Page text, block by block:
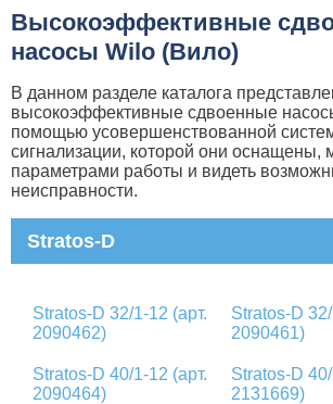
Высокоэффективные
насосы Wilo (Вило)
В данном разделе каталога
высокоэффективные сдвоенные
помощью усовершенствованной
сигнализации, которой они оснащены,
параметрами работы и видеть
неисправности.
Stratos-D
Stratos-D 32/1-12 (арт.
2090462)
Stratos-D
2090461)
Stratos-D 40/1-12 (арт.
2090464)
Stratos-D
2131669)